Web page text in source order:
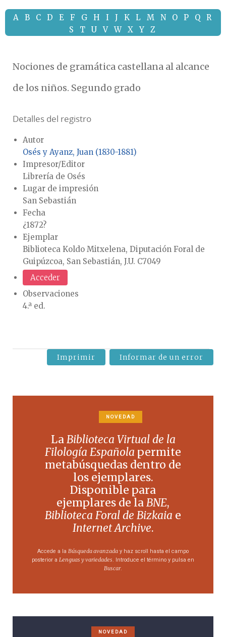
A B C D E F G H I J K L M N O P Q
R
S
T U V W X Y Z
Nociones de gramática castellana al alcance
de los niños. Segundo grado
Detalles del registro
Autor
Osés y Ayanz, Juan (1830-1881)
Impresor/Editor
Librería de Osés
Lugar de impresión
San Sebastián
Fecha
¿1872?
Ejemplar
Biblioteca Koldo Mitxelena, Diputación Foral de
Guipúzcoa, San Sebastián, J.U. C7049
Acceder
Observaciones
4.ª ed.
Imprimir Informar de un error
NOVEDAD
LaBiblioteca Virtual de la
Filología Española permite
metabúsquedas dentro de
los ejemplares.
Disponible para
ejemplares de laBNE,
Biblioteca Foral de Bizkaia e
Internet Archive.
Accede a la Búsqueda avanzada y haz scroll hasta el campo
posterior a Lenguas y variedades . Introduce el término y pulsa en
Buscar.
NOVEDAD